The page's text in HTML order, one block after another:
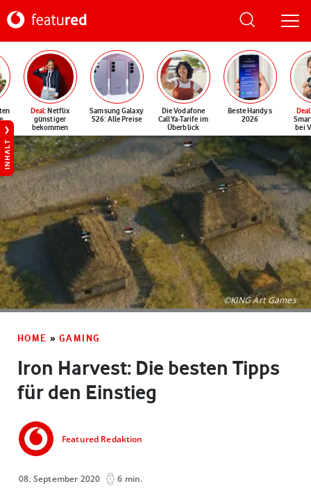
Deal: Netflix
günstiger
bekommen
Samsung Galaxy
S26: Alle Preise
Die Vodafone
CallYa-Tarife im
Überblick
Beste Handys
2026
Deal
bei
INHALT
©KING Art Games
HOME » GAMING
Iron Harvest: Die besten Tipps
für den Einstieg
Featured Redaktion
08. September 2020 6 min.